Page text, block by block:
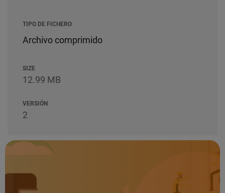
TIPO DE FICHERO
Archivo comprimido
SIZE
12.99 MB
VERSIÓN
2